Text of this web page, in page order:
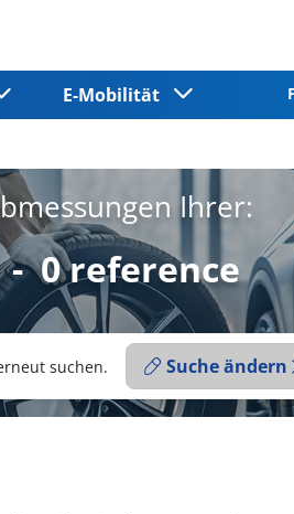
E-Mobilität
Ihrer:
- 0 reference
suchen. Suche ändern